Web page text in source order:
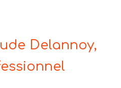
Delannoy,